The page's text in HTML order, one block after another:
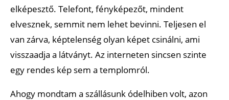
elképesztő. Telefont, fényképezőt, mindent
elvesznek, semmit nem lehet bevinni. Teljesen el
van zárva, képtelenség olyan képet csinálni, ami
visszaadja a látványt. Az interneten sincsen szinte
egy rendes kép sem a templomról.
Ahogy mondtam a szállásunk ódelhiben volt, azon